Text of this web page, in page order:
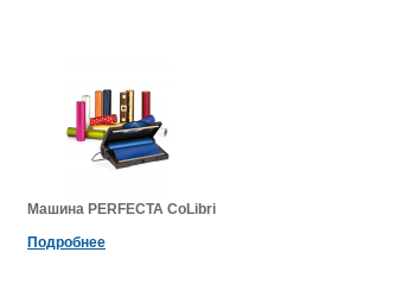
Машина PERFECTA CoLibri
Подробнее